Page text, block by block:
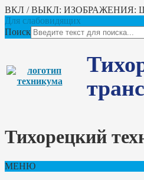
ВКЛ / ВЫКЛ: ИЗОБРАЖЕНИЯ:
Для слабовидящих
Поиск
Тихорецкий
МЕНЮ